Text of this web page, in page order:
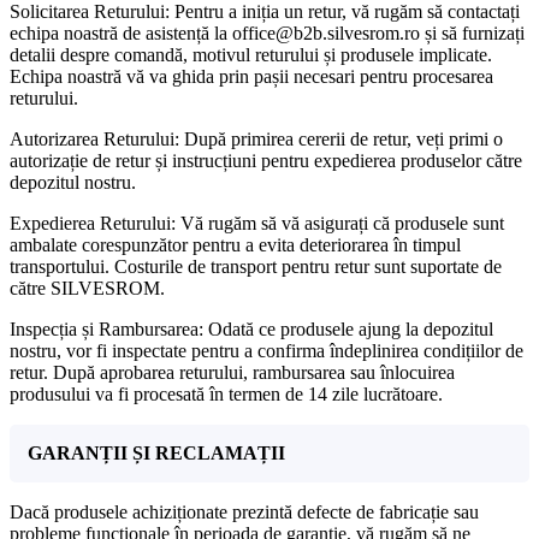
Solicitarea Returului: Pentru a iniția un retur, vă rugăm să contactați
echipa noastră de asistență la office@b2b.silvesrom.ro și să furnizați
detalii despre comandă, motivul returului și produsele implicate.
Echipa noastră vă va ghida prin pașii necesari pentru procesarea
returului.
Autorizarea Returului: După primirea cererii de retur, veți primi o
autorizație de retur și instrucțiuni pentru expedierea produselor către
depozitul nostru.
Expedierea Returului: Vă rugăm să vă asigurați că produsele sunt
ambalate corespunzător pentru a evita deteriorarea în timpul
transportului. Costurile de transport pentru retur sunt suportate de
către SILVESROM.
Inspecția și Rambursarea: Odată ce produsele ajung la depozitul
nostru, vor fi inspectate pentru a confirma îndeplinirea condițiilor de
retur. După aprobarea returului, rambursarea sau înlocuirea
produsului va fi procesată în termen de 14 zile lucrătoare.
GARANȚII ȘI RECLAMAȚII
Dacă produsele achiziționate prezintă defecte de fabricație sau
probleme funcționale în perioada de garanție, vă rugăm să ne